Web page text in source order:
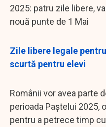
2025: patru zile libere,
nouă punte de 1 Mai
Zile libere legale
scurtă pentru elevi
Românii vor avea parte
perioada Paștelui 2025,
pentru a petrece timp